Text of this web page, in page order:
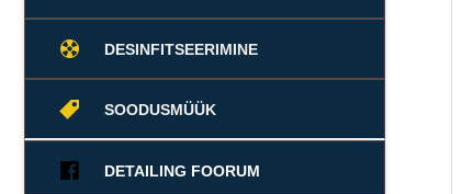
DESINFITSEERIMINE
SOODUSMÜÜK
DETAILING FOORUM